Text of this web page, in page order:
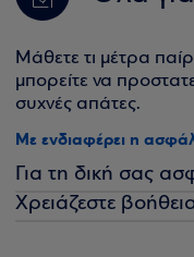
Μάθετε τι μέτρα
μπορείτε να
συχνές απάτες.
Με ενδιαφέρει η
Για τη δική σας
Χρειάζεστε